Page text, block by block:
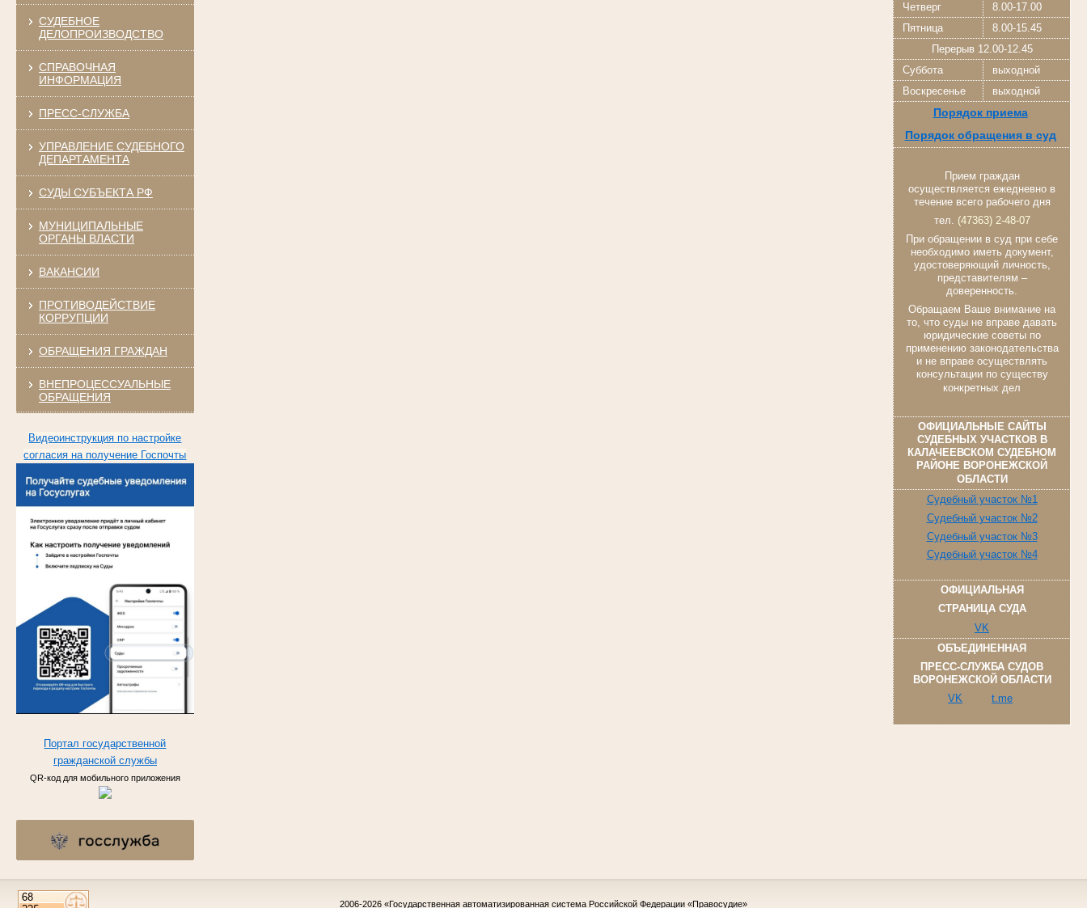
СУДЕБНОЕ
ДЕЛОПРОИЗВОДСТВО
СПРАВОЧНАЯ
ИНФОРМАЦИЯ
ПРЕСС-СЛУЖБА
УПРАВЛЕНИЕ СУДЕБНОГО
ДЕПАРТАМЕНТА
СУДЫ СУБЪЕКТА РФ
МУНИЦИПАЛЬНЫЕ
ОРГАНЫ ВЛАСТИ
ВАКАНСИИ
ПРОТИВОДЕЙСТВИЕ
КОРРУПЦИИ
ОБРАЩЕНИЯ ГРАЖДАН
ВНЕПРОЦЕССУАЛЬНЫЕ
ОБРАЩЕНИЯ
Видеоинструкция по настройке
согласия на получение Госпочты
Портал государственной
гражданской службы
QR-код для мобильного приложения
Четверг
8.00-17.00
Пятница
8.00-15.45
Перерыв 12.00-12.45
Суббота
выходной
Воскресенье
выходной
Порядок приема
Порядок обращения в суд
Прием граждан
осуществляется ежедневно в
течение всего рабочего дня
тел. (47363) 2-48-07
При обращении в суд при себе
необходимо иметь документ,
удостоверяющий личность,
представителям –
доверенность.
Обращаем Ваше внимание на
то, что суды не вправе давать
юридические советы по
применению законодательства
и не вправе осуществлять
консультации по существу
конкретных дел
ОФИЦИАЛЬНЫЕ САЙТЫ
СУДЕБНЫХ УЧАСТКОВ В
КАЛАЧЕЕВСКОМ СУДЕБНОМ
РАЙОНЕ ВОРОНЕЖСКОЙ
ОБЛАСТИ
Судебный участок №1
Судебный участок №2
Судебный участок №3
Судебный участок №4
ОФИЦИАЛЬНАЯ
СТРАНИЦА СУДА
VK
ОБЪЕДИНЕННАЯ
ПРЕСС-СЛУЖБА СУДОВ
ВОРОНЕЖСКОЙ ОБЛАСТИ
VK
t.me
2006-2026 «Государственная автоматизированная система Российской Федерации «Правосудие»